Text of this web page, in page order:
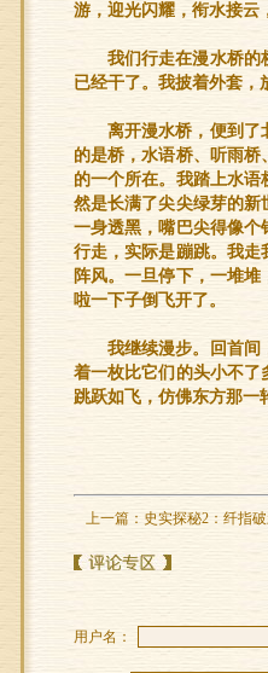
游，迎光闪耀，衔水接云
我们行走在漫水桥的
已经干了。我披着外套，
离开漫水桥，便到了
的是桥，水语桥、听雨
的一个所在。我踏上水
然是长满了尖尖绿芽的新
一身透黑，嘴巴尖得像个
行走，实际是蹦跳。我走
阵风。一旦停下，一堆
啦一下子倒飞开了。
我继续漫步。回首间
着一枚比它们的头小不了
跳跃如飞，仿佛东方那一
上一篇： 史实探秘2：纤指
用户名：